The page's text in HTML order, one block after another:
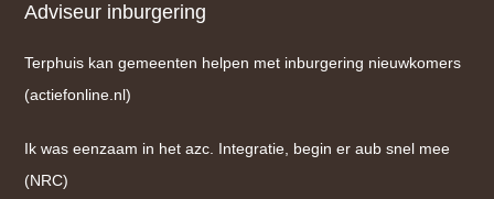
Adviseur inburgering
Terphuis kan gemeenten helpen met inburgering nieuwkomers
(actiefonline.nl)
Ik was eenzaam in het azc. Integratie, begin er aub snel mee
(NRC)